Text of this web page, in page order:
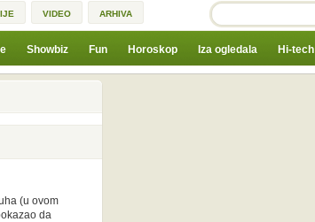
VIDEO ARHIVA TRAŽI
Showbiz Fun Horoskop Iza ogledala Hi-tech
(u ovom
da